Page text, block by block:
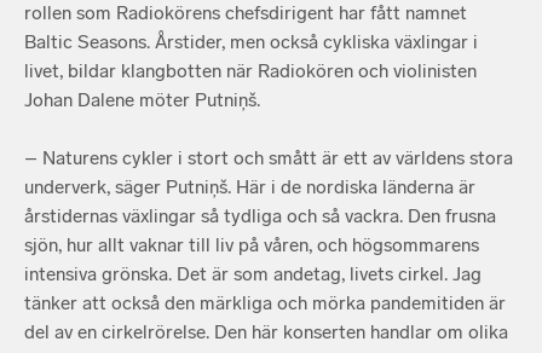
rollen som Radiokörens chefsdirigent har fått namnet
Baltic Seasons. Årstider, men också cykliska växlingar i
livet, bildar klangbotten när Radiokören och violinisten
Johan Dalene möter Putniņš.
– Naturens cykler i stort och smått är ett av världens stora
underverk, säger Putniņš. Här i de nordiska länderna är
årstidernas växlingar så tydliga och så vackra. Den frusna
sjön, hur allt vaknar till liv på våren, och högsommarens
intensiva grönska. Det är som andetag, livets cirkel. Jag
tänker att också den märkliga och mörka pandemitiden är
del av en cirkelrörelse. Den här konserten handlar om olika